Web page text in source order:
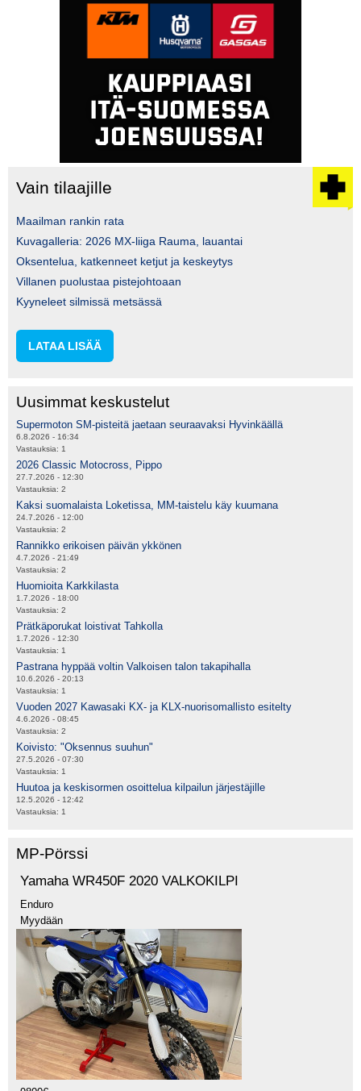
Vain tilaajille
Maailman rankin rata
Kuvagalleria: 2026 MX-liiga Rauma, lauantai
Oksentelua, katkenneet ketjut ja keskeytys
Villanen puolustaa pistejohtoaan
Kyyneleet silmissä metsässä
LATAA LISÄÄ
Uusimmat keskustelut
Supermoton SM-pisteitä jaetaan seuraavaksi Hyvinkäällä
6.8.2026 - 16:34
Vastauksia: 1
2026 Classic Motocross, Pippo
27.7.2026 - 12:30
Vastauksia: 2
Kaksi suomalaista Loketissa, MM-taistelu käy kuumana
24.7.2026 - 12:00
Vastauksia: 2
Rannikko erikoisen päivän ykkönen
4.7.2026 - 21:49
Vastauksia: 2
Huomioita Karkkilasta
1.7.2026 - 18:00
Vastauksia: 2
Prätkäporukat loistivat Tahkolla
1.7.2026 - 12:30
Vastauksia: 1
Pastrana hyppää voltin Valkoisen talon takapihalla
10.6.2026 - 20:13
Vastauksia: 1
Vuoden 2027 Kawasaki KX- ja KLX-nuorisomallisto esitelty
4.6.2026 - 08:45
Vastauksia: 2
Koivisto: "Oksennus suuhun"
27.5.2026 - 07:30
Vastauksia: 1
Huutoa ja keskisormen osoittelua kilpailun järjestäjille
12.5.2026 - 12:42
Vastauksia: 1
MP-Pörssi
Yamaha WR450F 2020 VALKOKILPI
Enduro
Myydään